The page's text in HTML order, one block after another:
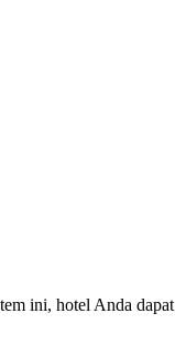
ini, hotel Anda